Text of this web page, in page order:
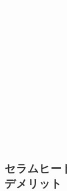
セラムヒー
デメリット